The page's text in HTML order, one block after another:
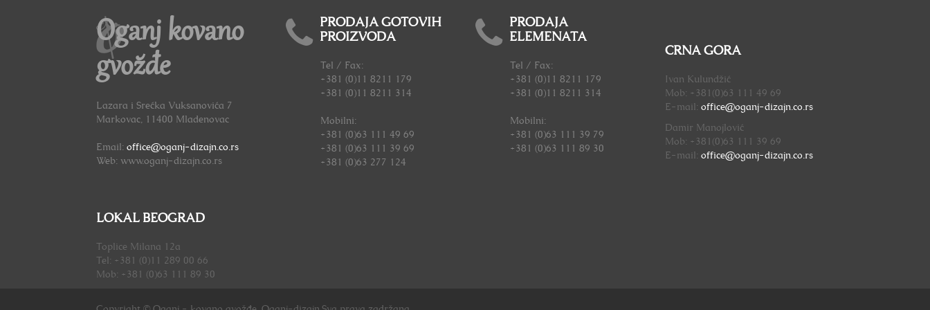
Oganj kovano
gvožđe
Lazara i Srećka Vuksanovića 7
Markovac, 11400 Mladenovac
Email: office@oganj-dizajn.co.rs
Web: www.oganj-dizajn.co.rs
PRODAJA GOTOVIH
PROIZVODA
Tel / Fax:
+381 (0)11 8211 179
+381 (0)11 8211 314
Mobilni:
+381 (0)63 111 49 69
+381 (0)63 111 39 69
+381 (0)63 277 124
PRODAJA
ELEMENATA
Tel / Fax:
+381 (0)11 8211 179
+381 (0)11 8211 314
Mobilni:
+381 (0)63 111 39 79
+381 (0)63 111 89 30
CRNA GORA
Ivan Kulundžić
Mob: +381(0)63 111 49 69
E-mail: office@oganj-dizajn. co.rs
Damir Manojlović
Mob: +381(0)63 111 39 69
E-mail: office@oganj-dizajn. co.rs
LOKAL BEOGRAD
Toplice Milana 12a
Tel: +381 (0)11 289 00 66
Mob: +381 (0)63 111 89 30